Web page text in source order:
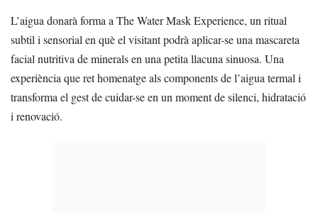
L’aigua donarà forma a The Water Mask Experience, un ritual
subtil i sensorial en què el visitant podrà aplicar-se una mascareta
facial nutritiva de minerals en una petita llacuna sinuosa. Una
experiència que ret homenatge als components de l’aigua termal i
transforma el gest de cuidar-se en un moment de silenci, hidratació
i renovació.